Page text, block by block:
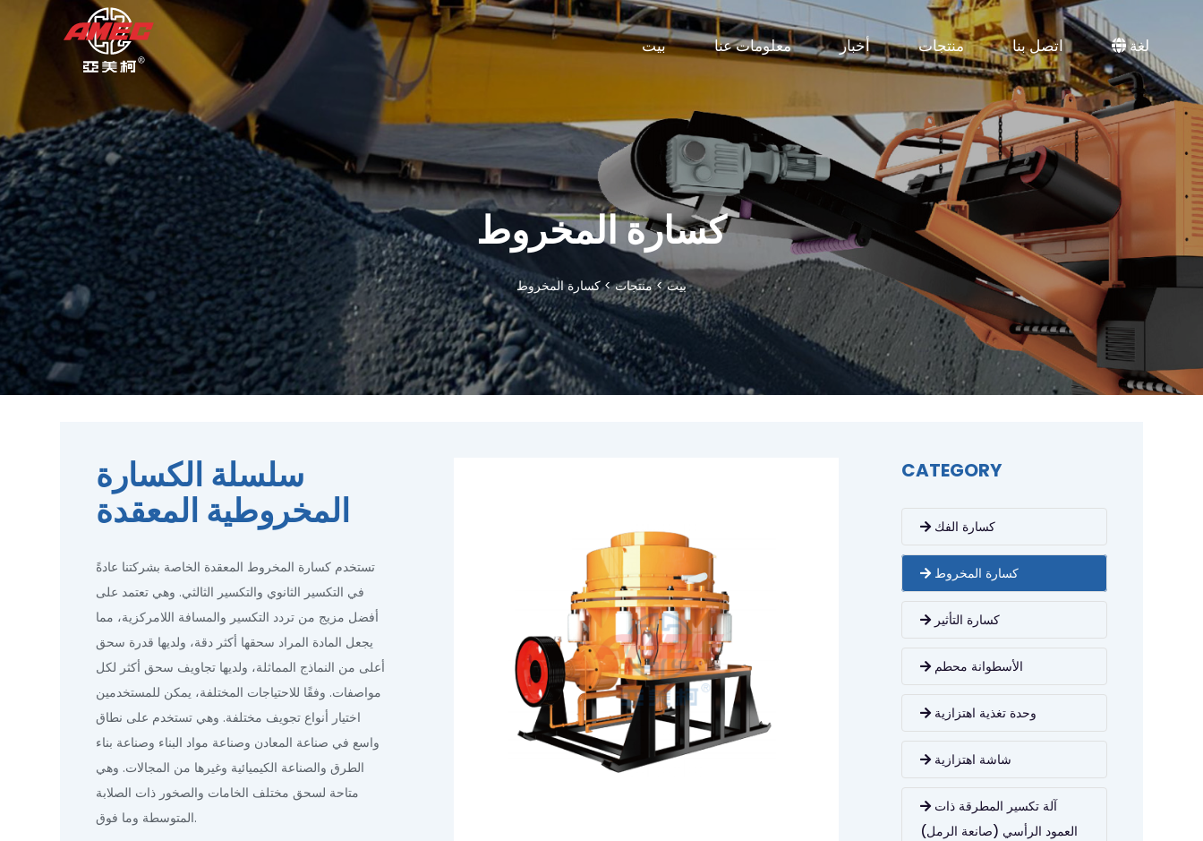
بيت معلومات عنا أخبار منتجات اتصل بنا لغة
كسارة المخروط
بيت>منتجات>كسارة المخروط
سلسلة الكسارة
المخروطية المعقدة
تستخدم كسارة المخروط المعقدة الخاصة بشركتنا عادةً
في التكسير الثانوي والتكسير الثالثي. وهي تعتمد على
أفضل مزيج من تردد التكسير والمسافة اللامركزية، مما
يجعل المادة المراد سحقها أكثر دقة، ولديها قدرة سحق
أعلى من النماذج المماثلة، ولديها تجاويف سحق أكثر لكل
مواصفات. وفقًا للاحتياجات المختلفة، يمكن للمستخدمين
اختيار أنواع تجويف مختلفة. وهي تستخدم على نطاق
واسع في صناعة المعادن وصناعة مواد البناء وصناعة بناء
الطرق والصناعة الكيميائية وغيرها من المجالات. وهي
متاحة لسحق مختلف الخامات والصخور ذات الصلابة
المتوسطة وما فوق.
CATEGORY
كسارة الفك
كسارة المخروط
كسارة التأثير
الأسطوانة محطم
وحدة تغذية اهتزازية
شاشة اهتزازية
آلة تكسير المطرقة ذات
العمود الرأسي (صانعة الرمل)